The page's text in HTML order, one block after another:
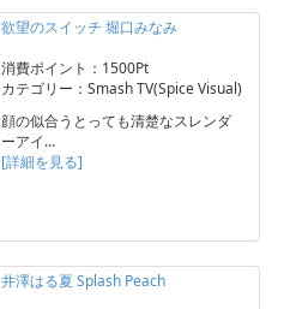
欲望のスイッチ 堀口みなみ
消費ポイント：1500Pt
カテゴリー：Smash TV(Spice Visual)
顔の似合うとっても清楚なスレンダ
ーアイ…
[詳細を見る]
井澤はる夏 Splash Peach